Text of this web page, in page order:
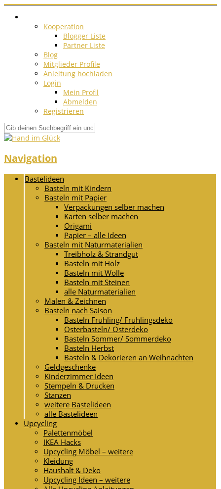
Kooperation
Blogger Liste
Partner Liste
Blog
Mitglieder Profile
Anleitung hochladen
Login
Mein Profil
Abmelden
Registrieren
Navigation
Bastelideen
Basteln mit Kindern
Basteln mit Papier
Verpackungen selber machen
Karten selber machen
Origami
Papier – alle Ideen
Basteln mit Naturmaterialien
Treibholz & Strandgut
Basteln mit Holz
Basteln mit Wolle
Basteln mit Steinen
alle Naturmaterialien
Malen & Zeichnen
Basteln nach Saison
Basteln Frühling/ Frühlingsdeko
Osterbasteln/ Osterdeko
Basteln Sommer/ Sommerdeko
Basteln Herbst
Basteln & Dekorieren an Weihnachten
Geldgeschenke
Kinderzimmer Ideen
Stempeln & Drucken
Stanzen
weitere Bastelideen
alle Bastelideen
Upcycling
Palettenmöbel
IKEA Hacks
Upcycling Möbel – weitere
Kleidung
Haushalt & Deko
Upcycling Ideen – weitere